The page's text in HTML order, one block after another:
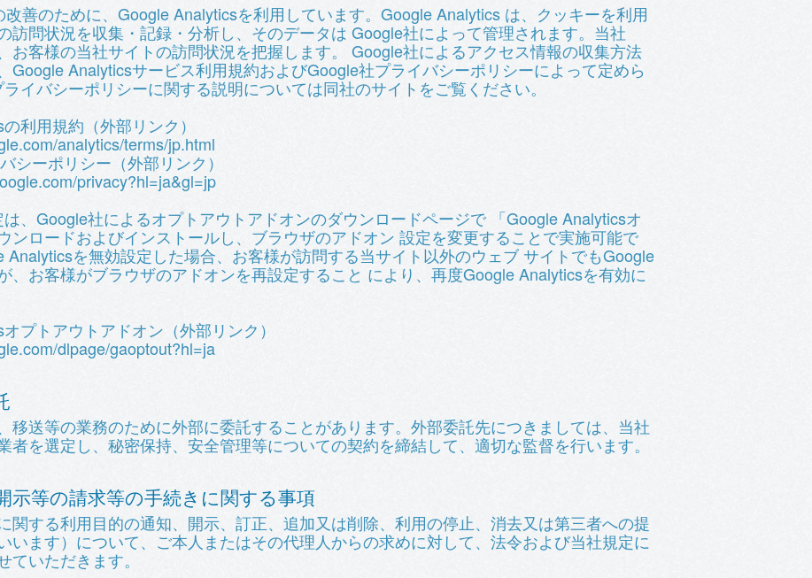
善のために、Google Analyticsを利用しています。Google Analytics は、クッキーを利用
訪問状況を収集・記録・分析し、そのデータは Google社によって管理されます。当社
お客様の当社サイトの訪問状況を把握します。 Google社によるアクセス情報の収集方法
Google Analyticsサービス利用規約およびGoogle社プライバシーポリシーによって定めら
イバシーポリシーに関する説明については同社のサイトをご覧ください。
規約（外部リンク）
analytics/terms/jp.html
リシー（外部リンク）
privacy?hl=ja&gl=jp
、Google社によるオプトアウトアドオンのダウンロードページで 「Google Analyticsオ
ンロードおよびインストールし、ブラウザのアドオン 設定を変更することで実施可能で
Analyticsを無効設定した場合、お客様が訪問する当サイト以外のウェブ サイトでもGoogle
、お客様がブラウザのアドオンを再設定すること により、再度Google Analyticsを有効に
アウトアドオン（外部リンク）
dlpage/gaoptout?hl=ja
移送等の業務のために外部に委託することがあります。外部委託先につきましては、当社
者を選定し、秘密保持、安全管理等についての契約を締結して、適切な監督を行います。
示等の請求等の手続きに関する事項
関する利用目的の通知、開示、訂正、追加又は削除、利用の停止、消去又は第三者への提
います）について、ご本人またはその代理人からの求めに対して、法令および当社規定に
いただきます。